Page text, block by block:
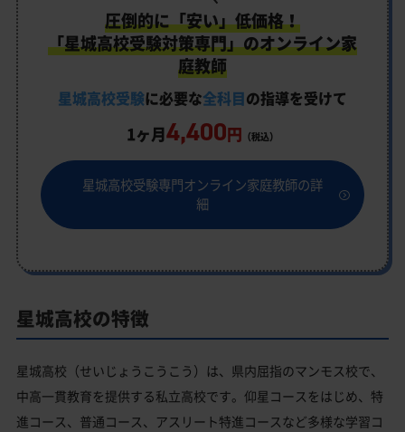
圧倒的に「安い」低価格！
「星城高校受験対策専門」のオンライン家
庭教師
星城高校受験に必要な全科目の指導を受けて
1ヶ月4,400円 （税込）
星城高校受験専門オンライン家庭教師の詳
細
星城高校の特徴
星城高校（せいじょうこうこう）は、県内屈指のマンモス校で、
中高一貫教育を提供する私立高校です。仰星コースをはじめ、特
進コース、普通コース、アスリート特進コースなど多様な学習コ